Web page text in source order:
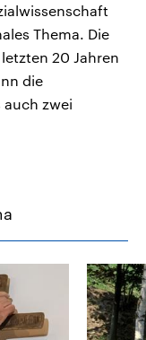
Thema. Die
20 Jahren
die
zwei